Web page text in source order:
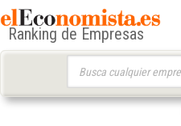
Ranking de Empresas